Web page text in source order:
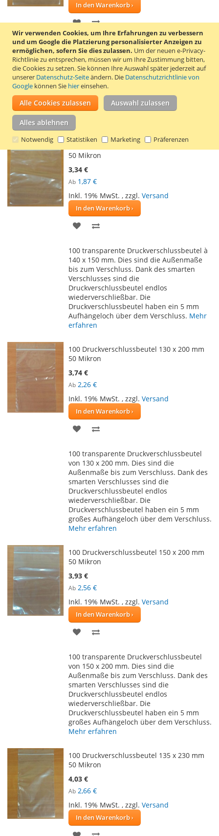
Wir verwenden Cookies, um Ihre Erfahrungen zu verbessern
und um Google die Platzierung personalisierter Anzeigen zu
ermöglichen, sofern Sie dies zulassen. Um der neuen e-Privacy-
Richtlinie zu entsprechen, müssen wir um Ihre Zustimmung bitten,
die Cookies zu setzen.Sie können Ihre Auswahl später jederzeit auf
unserer Datenschutz-Seiteändern. Die Datenschutzrichtlinie von
Google können Sie hiereinsehen.
Alle Cookies zulassen Auswahl zulassen
Alles ablehnen
Notwendig Statistiken Marketing Präferenzen
In den Warenkorb
ZUR
WUNSCHLISTE
HINZUFÜGEN
ZUR
VERGLEICHSLISTE
HINZUFÜGEN
100 transparente Druckverschlussbeutel
von 130 x 170 mm. Dies sind die
Außenmaße bis zum Verschluss. Dank des
smarten Verschlusses sind die
Druckverschlussbeutel endlos
wiederverschließbar. Die
Druckverschlussbeutel haben ein 5 mm
großes Aufhängeloch über dem Verschluss.
100 Druckverschlussbeutel 140 x 150 mm
50 Mikron
3,34 €
Ab 1,87 €
Inkl. 19% MwSt. , zzgl. Versand
In den Warenkorb
ZUR
HINZUFÜGEN
HINZUFÜGEN
100 transparente Druckverschlussbeutel à
140 x 150 mm. Dies sind die Außenmaße
bis zum Verschluss. Dank des smarten
Verschlusses sind die
Druckverschlussbeutel endlos
wiederverschließbar. Die
Druckverschlussbeutel haben ein 5 mm
Aufhängeloch über dem Verschluss. Mehr
erfahren
100 Druckverschlussbeutel 130 x 200 mm
50 Mikron
3,74 €
Ab 2,26 €
Inkl. 19% MwSt. , zzgl. Versand
In den Warenkorb
ZUR
HINZUFÜGEN
HINZUFÜGEN
100 transparente Druckverschlussbeutel
von 130 x 200 mm. Dies sind die
Außenmaße bis zum Verschluss. Dank des
smarten Verschlusses sind die
Druckverschlussbeutel endlos
wiederverschließbar. Die
Druckverschlussbeutel haben ein 5 mm
großes Aufhängeloch über dem Verschluss.
Mehr erfahren
100 Druckverschlussbeutel 150 x 200 mm
50 Mikron
3,93 €
Ab 2,56 €
Inkl. 19% MwSt. , zzgl. Versand
In den Warenkorb
ZUR
HINZUFÜGEN
HINZUFÜGEN
100 transparente Druckverschlussbeutel
von 150 x 200 mm. Dies sind die
Außenmaße bis zum Verschluss. Dank des
smarten Verschlusses sind die
Druckverschlussbeutel endlos
wiederverschließbar. Die
Druckverschlussbeutel haben ein 5 mm
großes Aufhängeloch über dem Verschluss.
Mehr erfahren
100 Druckverschlussbeutel 135 x 230 mm
50 Mikron
4,03 €
Ab 2,66 €
Inkl. 19% MwSt. , zzgl. Versand
In den Warenkorb
ZUR